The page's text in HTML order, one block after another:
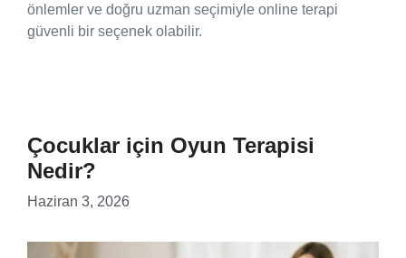
önlemler ve doğru uzman seçimiyle online terapi
güvenli bir seçenek olabilir.
Çocuklar için Oyun Terapisi
Nedir?
Haziran 3, 2026